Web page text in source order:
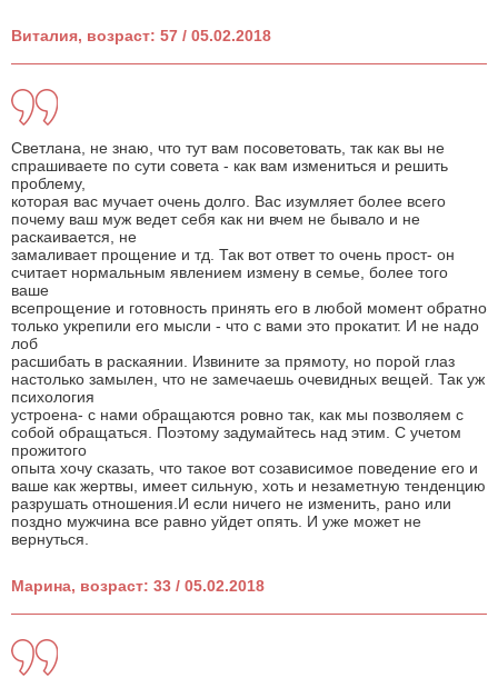
Виталия, возраст: 57 / 05.02.2018
Светлана, не знаю, что тут вам посоветовать, так как вы не
спрашиваете по сути совета - как вам измениться и решить
проблему,
которая вас мучает очень долго. Вас изумляет более всего
почему ваш муж ведет себя как ни вчем не бывало и не
раскаивается, не
замаливает прощение и тд. Так вот ответ то очень прост- он
считает нормальным явлением измену в семье, более того
ваше
всепрощение и готовность принять его в любой момент обратно
только укрепили его мысли - что с вами это прокатит. И не надо
лоб
расшибать в раскаянии. Извините за прямоту, но порой глаз
настолько замылен, что не замечаешь очевидных вещей. Так уж
психология
устроена- с нами обращаются ровно так, как мы позволяем с
собой обращаться. Поэтому задумайтесь над этим. С учетом
прожитого
опыта хочу сказать, что такое вот созависимое поведение его и
ваше как жертвы, имеет сильную, хоть и незаметную тенденцию
разрушать отношения.И если ничего не изменить, рано или
поздно мужчина все равно уйдет опять. И уже может не
вернуться.
Марина, возраст: 33 / 05.02.2018